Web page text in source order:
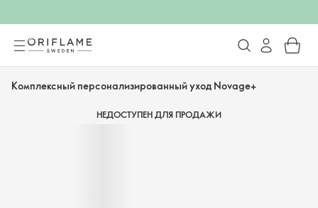
Комплексный персонализированный уход Novage+
НЕДОСТУПЕН ДЛЯ ПРОДАЖИ